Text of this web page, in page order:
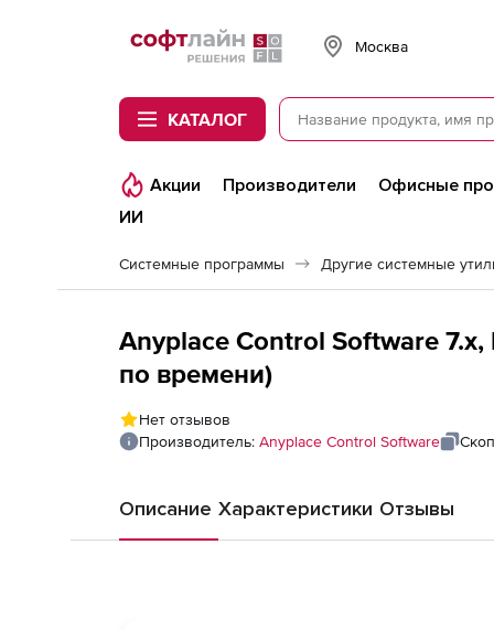
Softline
Москва
КАТАЛОГ
Акции Производители Офисные
ИИ
Системные программы Другие системные
Anyplace Control Software
по времени)
Нет отзывов
Производитель: Anyplace Control Software
Описание Характеристики Отзывы